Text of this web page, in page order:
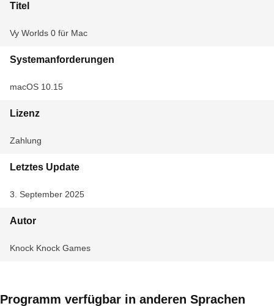
Titel
Vy Worlds 0 für Mac
Systemanforderungen
macOS 10.15
Lizenz
Zahlung
Letztes Update
3. September 2025
Autor
Knock Knock Games
Programm verfügbar in anderen Sprachen